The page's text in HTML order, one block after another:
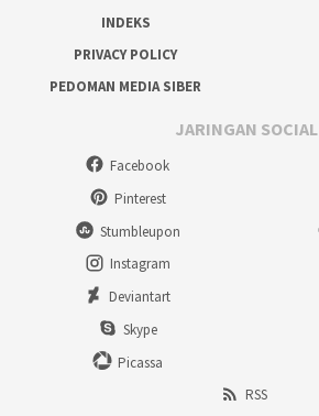
INDEKS
PRIVACY POLICY
PEDOMAN MEDIA SIBER
JARINGAN SOCIAL
Facebook
Pinterest
Stumbleupon
Instagram
Deviantart
Skype
Picassa
RSS